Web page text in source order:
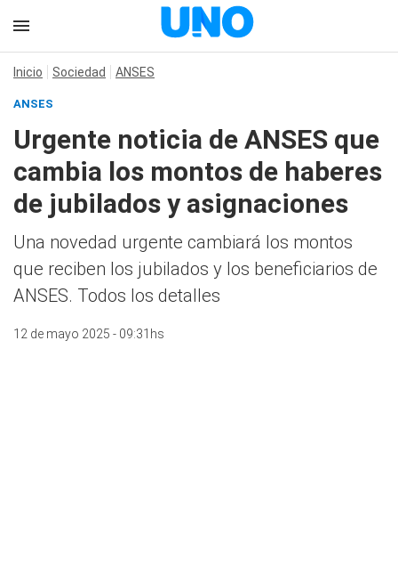
Inicio Sociedad ANSES
ANSES
Urgente noticia de ANSES que
cambia los montos de haberes
de jubilados y asignaciones
Una novedad urgente cambiará los montos
que reciben los jubilados y los beneficiarios de
ANSES. Todos los detalles
12 de mayo 2025 - 09:31hs